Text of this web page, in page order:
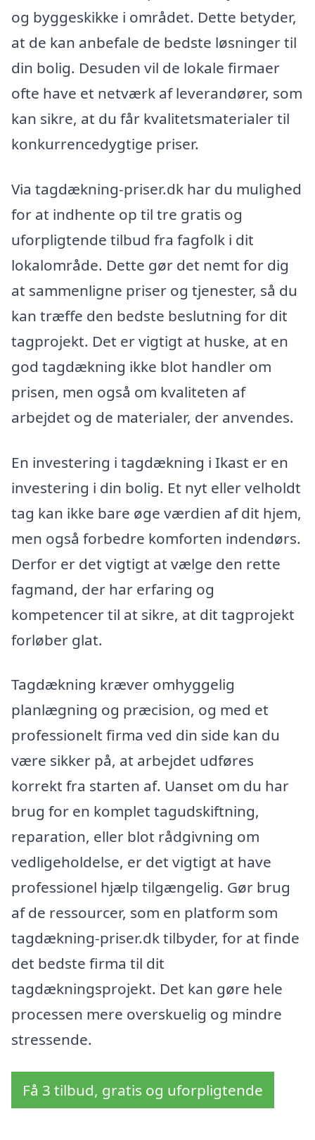
og byggeskikke i området. Dette betyder,
at de kan anbefale de bedste løsninger til
din bolig. Desuden vil de lokale firmaer
ofte have et netværk af leverandører, som
kan sikre, at du får kvalitetsmaterialer til
konkurrencedygtige priser.
Via tagdækning-priser.dk har du mulighed
for at indhente op til tre gratis og
uforpligtende tilbud fra fagfolk i dit
lokalområde. Dette gør det nemt for dig
at sammenligne priser og tjenester, så du
kan træffe den bedste beslutning for dit
tagprojekt. Det er vigtigt at huske, at en
god tagdækning ikke blot handler om
prisen, men også om kvaliteten af
arbejdet og de materialer, der anvendes.
En investering i tagdækning i Ikast er en
investering i din bolig. Et nyt eller velholdt
tag kan ikke bare øge værdien af dit hjem,
men også forbedre komforten indendørs.
Derfor er det vigtigt at vælge den rette
fagmand, der har erfaring og
kompetencer til at sikre, at dit tagprojekt
forløber glat.
Tagdækning kræver omhyggelig
planlægning og præcision, og med et
professionelt firma ved din side kan du
være sikker på, at arbejdet udføres
korrekt fra starten af. Uanset om du har
brug for en komplet tagudskiftning,
reparation, eller blot rådgivning om
vedligeholdelse, er det vigtigt at have
professionel hjælp tilgængelig. Gør brug
af de ressourcer, som en platform som
tagdækning-priser.dk tilbyder, for at finde
det bedste firma til dit
tagdækningsprojekt. Det kan gøre hele
processen mere overskuelig og mindre
stressende.
Få 3 tilbud, gratis og uforpligtende